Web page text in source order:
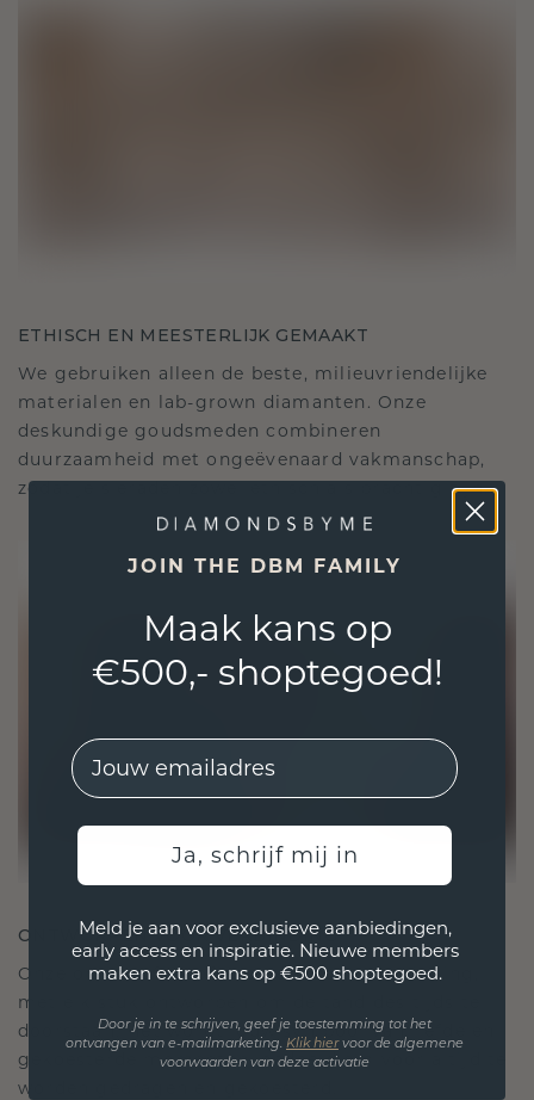
ETHISCH EN MEESTERLIJK GEMAAKT
We gebruiken alleen de beste, milieuvriendelijke
materialen en lab-grown diamanten. Onze
deskundige goudsmeden combineren
duurzaamheid met ongeëvenaard vakmanschap,
zodat je sieraden zowel ethisch als prachtig zijn.
ONTWORPEN VOOR VERBINDING
Onze ontwerpfilosofie is gericht op verbinding,
met elk stuk ontworpen om de tand des tijds te
doorstaan. Het wordt jouw symbool van liefde en
gekoesterde momenten, bedoeld om voor altijd te
worden gedragen en gekoesterd.
JOIN THE DBM FAMILY
Maak kans op
€500,- shoptegoed!
EMail
Ja, schrijf mij in
Meld je aan voor exclusieve aanbiedingen,
early access en inspiratie. Nieuwe members
maken extra kans op €500 shoptegoed.
Door je in te schrijven, geef je toestemming tot het
ontvangen van e-mailmarketing. Klik hiervoor de algemene
voorwaarden van deze activatie